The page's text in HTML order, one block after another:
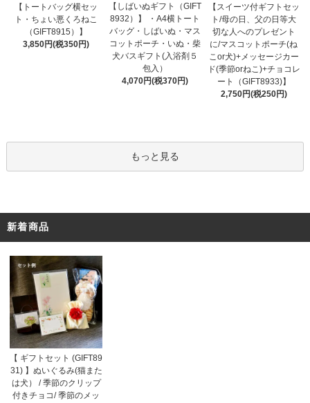
【トートバッグ横セッ
ト・ちょい悪くろねこ
（GIFT8915）】
3,850円(税350円)
【しばいぬギフト（GIFT
8932）】 ・A4横トート
バッグ・しばいぬ・マス
コットポーチ・いぬ・柴
犬バスギフト(入浴剤５
包入）
4,070円(税370円)
【スイーツ付ギフトセッ
ト/母の日、父の日等大
切な人へのプレゼント
に/マスコットポーチ(ね
こor犬)+メッセージカー
ド(季節orねこ)+チョコレ
ート（GIFT8933)】
2,750円(税250円)
もっと見る
新着商品
【 ギフトセット (GIFT89
31) 】ぬいぐるみ(猫また
は犬） / 季節のクリップ
付きチョコ/ 季節のメッ